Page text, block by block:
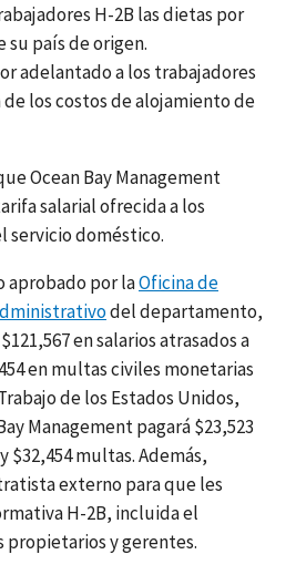
H-2B las dietas por
su país de origen.
adelantado a los trabajadores
los costos de alojamiento de
Ocean Bay Management
salarial ofrecida a los
servicio doméstico.
aprobado por laOficina de
del departamento,
en salarios atrasados a
en multas civiles monetarias
de los Estados Unidos,
Management pagará $23,523
$32,454 multas. Además,
externo para que les
H-2B, incluida el
y gerentes.